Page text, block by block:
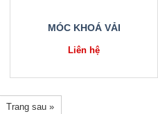
MÓC KHOÁ VẢI
Liên hệ
Trang sau »